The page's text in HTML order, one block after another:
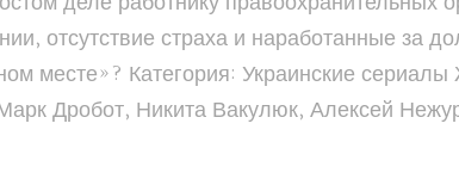
отсутствие страха и наработанные за
месте»? Категория: Украинские
Дробот, Никита Вакулюк, Алексей